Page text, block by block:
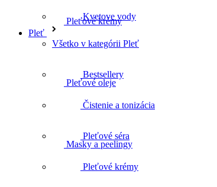
Kvetove vody
Pleť
Všetko v kategórii Pleť
Bestsellery
Čistenie a tonizácia
Pleťové séra
Pleťové krémy